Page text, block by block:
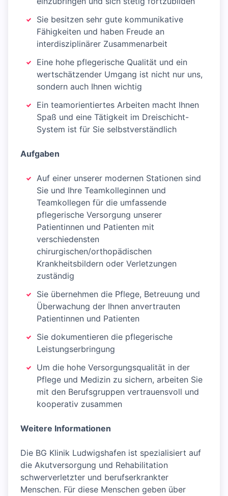
Sie besitzen sehr gute kommunikative
Fähigkeiten und haben Freude an
interdisziplinärer Zusammenarbeit
Eine hohe pflegerische Qualität und ein
wertschätzender Umgang ist nicht nur uns,
sondern auch Ihnen wichtig
Ein teamorientiertes Arbeiten macht Ihnen
Spaß und eine Tätigkeit im Dreischicht-
System ist für Sie selbstverständlich
Aufgaben
Auf einer unserer modernen Stationen sind
Sie und Ihre Teamkolleginnen und
Teamkollegen für die umfassende
pflegerische Versorgung unserer
Patientinnen und Patienten mit
verschiedensten
chirurgischen/orthopädischen
Krankheitsbildern oder Verletzungen
zuständig
Sie übernehmen die Pflege, Betreuung und
Überwachung der Ihnen anvertrauten
Patientinnen und Patienten
Sie dokumentieren die pflegerische
Leistungserbringung
Um die hohe Versorgungsqualität in der
Pflege und Medizin zu sichern, arbeiten Sie
mit den Berufsgruppen vertrauensvoll und
kooperativ zusammen
Weitere Informationen
Die BG Klinik Ludwigshafen ist spezialisiert auf
die Akutversorgung und Rehabilitation
schwerverletzter und berufserkrankter
Menschen. Für diese Menschen geben über